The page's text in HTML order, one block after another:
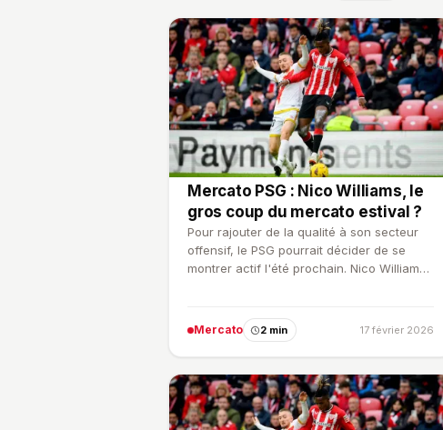
Mercato PSG : Nico Williams, le
gros coup du mercato estival ?
Pour rajouter de la qualité à son secteur
offensif, le PSG pourrait décider de se
montrer actif l'été prochain. Nico Williams,
Mercato 2 min 17 février 2026